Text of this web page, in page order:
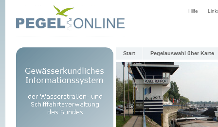
Hilfe
Start Pegelauswahl über Karte